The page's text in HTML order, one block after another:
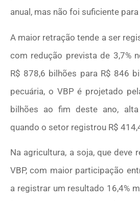
anual, mas não foi suficiente
A maior retração tende a ser
com redução prevista de 3,7%
R$ 878,6 bilhões para R$ 846
pecuária, o VBP é projetado
bilhões ao fim deste ano,
quando o setor registrou R$
Na agricultura, a soja, que deve
VBP, com maior participação
a registrar um resultado 16,4%